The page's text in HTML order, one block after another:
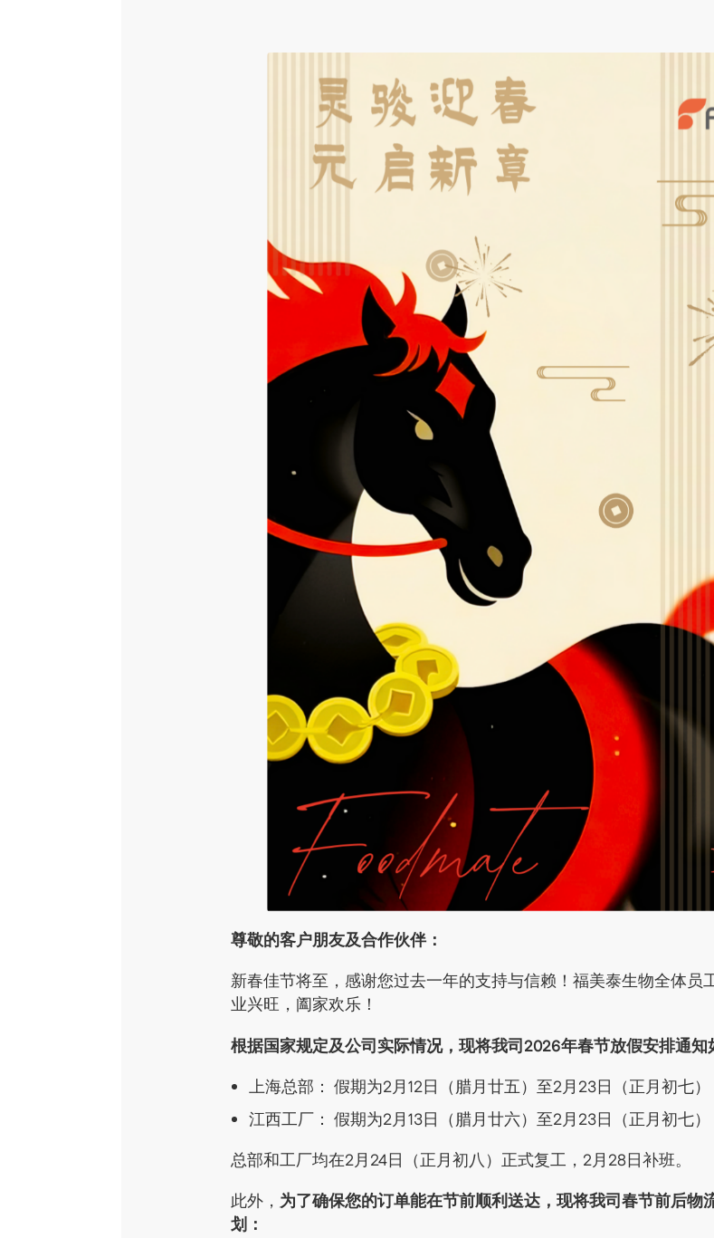
尊敬的客户朋友及合作伙伴：
新春佳节将至，感谢您过去一年的支持与信赖！福美泰生物全体员
业兴旺，阖家欢乐！
根据国家规定及公司实际情况，现将我司2026年春节放假安排通知
上海总部： 假期为2月12日（腊月廿五）至2月23日（正月初七）
江西工厂： 假期为2月13日（腊月廿六）至2月23日（正月初七）
总部和工厂均在2月24日（正月初八）正式复工，2月28日补班。
此外，为了确保您的订单能在节前顺利送达，现将我司春节前后物
划：